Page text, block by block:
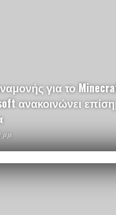
για το
ανακοινώνει
μμ